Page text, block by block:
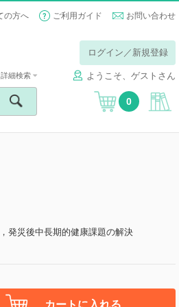
の方へ ご利用ガイド お問い合わせ
ログイン／新規登録
ようこそ、ゲストさん
詳細検索
0
発災後中長期的健康課題の解決